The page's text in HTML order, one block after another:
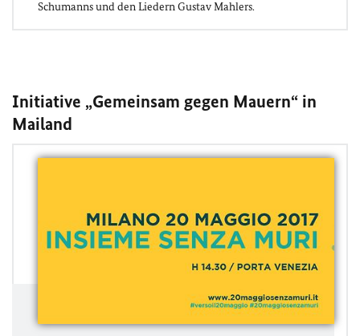
Schumanns und den Liedern Gustav Mahlers.
Initiative „Gemeinsam gegen Mauern“ in
Mailand